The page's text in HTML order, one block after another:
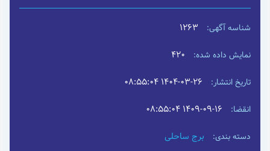
شناسه آگهی: 1263
نمایش داده شده: 420
تاریخ انتشار: ۱۴۰۴-۰۳-۲۶ ۰۸:۵۵:۰۴
انقضا: ۱۴۰۹-۰۹-۱۶ ۰۸:۵۵:۰۴
دسته بندی: برج ساحلی